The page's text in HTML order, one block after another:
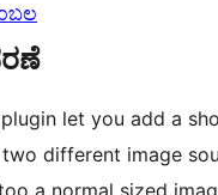
let you add a
different image